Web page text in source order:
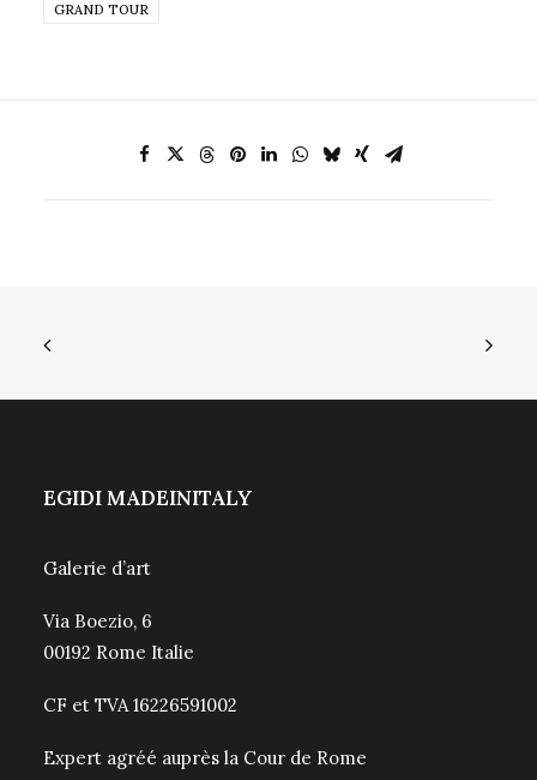
GRAND TOUR
EGIDI MADEINITALY
Galerie d’art
Via Boezio, 6
00192 Rome Italie
CF et TVA 16226591002
Expert agréé auprès la Cour de Rome